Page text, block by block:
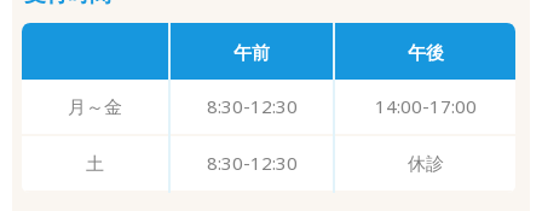
午前 午後
月～金 8:30-12:30 14:00-17:00
土 8:30-12:30 休診